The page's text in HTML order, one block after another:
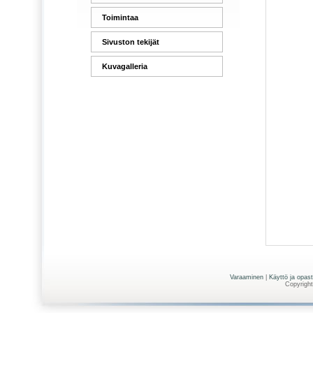
Toimintaa
Sivuston tekijät
Kuvagalleria
Varaaminen
Käyttö ja